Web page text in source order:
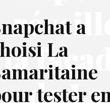
réveille
la façade
de La
a
La
tester